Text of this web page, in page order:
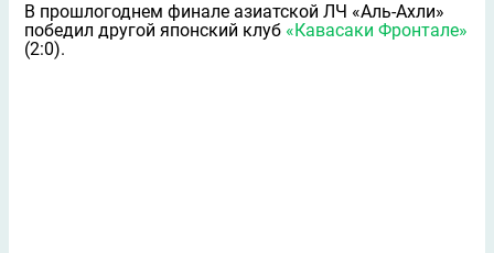
В прошлогоднем финале азиатской ЛЧ «Аль-Ахли»
победил другой японский клуб «Кавасаки Фронтале»
(2:0).